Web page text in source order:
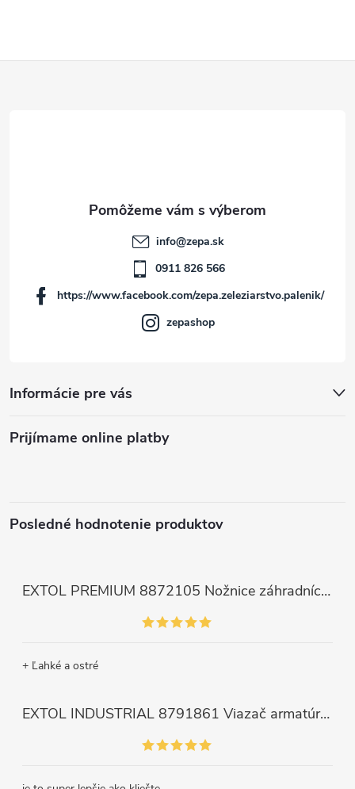
Informácie pre vás
info@zepa.sk
0911 826 566
https://www.facebook.com/zepa.zeleziarstvo.palenik/
zepashop
Prijímame online platby
Posledné hodnotenie produktov
EXTOL PREMIUM 8872105 Nožnice záhradnícke dlhé úzke, 200mm, max. prestrih Ø6mm
+ Ľahké a ostré
EXTOL INDUSTRIAL 8791861 Viazač armatúr aku Share20V, bez aku, drôt 0,8mm, oko 8-34mm, bezuhlíkový motor